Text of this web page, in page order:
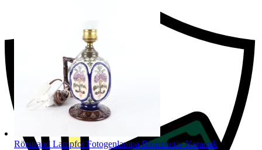
Rörstrand Lampfot Fotogenlampa Blommotiv Keramik